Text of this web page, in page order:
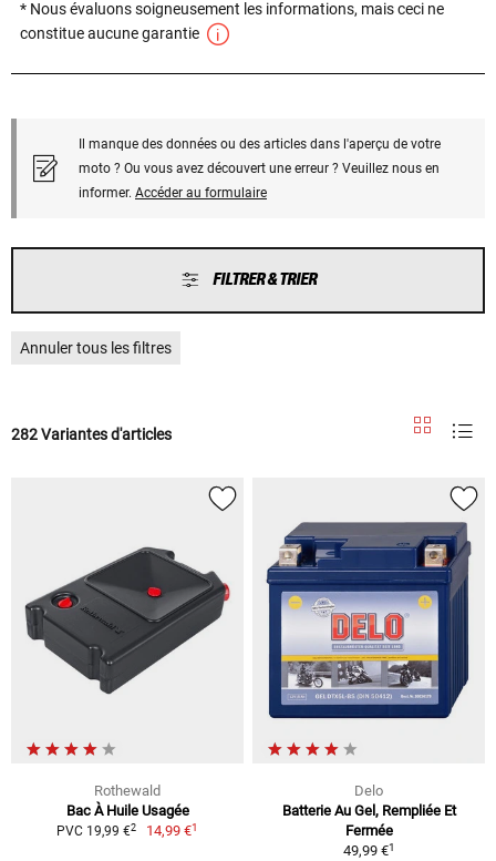
* Nous évaluons soigneusement les informations, mais ceci ne
constitue aucune garantie
Il manque des données ou des articles dans l'aperçu de votre
moto ? Ou vous avez découvert une erreur ? Veuillez nous en
informer. Accéder au formulaire
FILTRER & TRIER
Annuler tous les filtres
282 Variantes d'articles
Rothewald
Bac À Huile Usagée
PVC 19,99 €2 14,99 €1
Delo
Batterie Au Gel, Rempliée Et
Fermée
49,99 €1